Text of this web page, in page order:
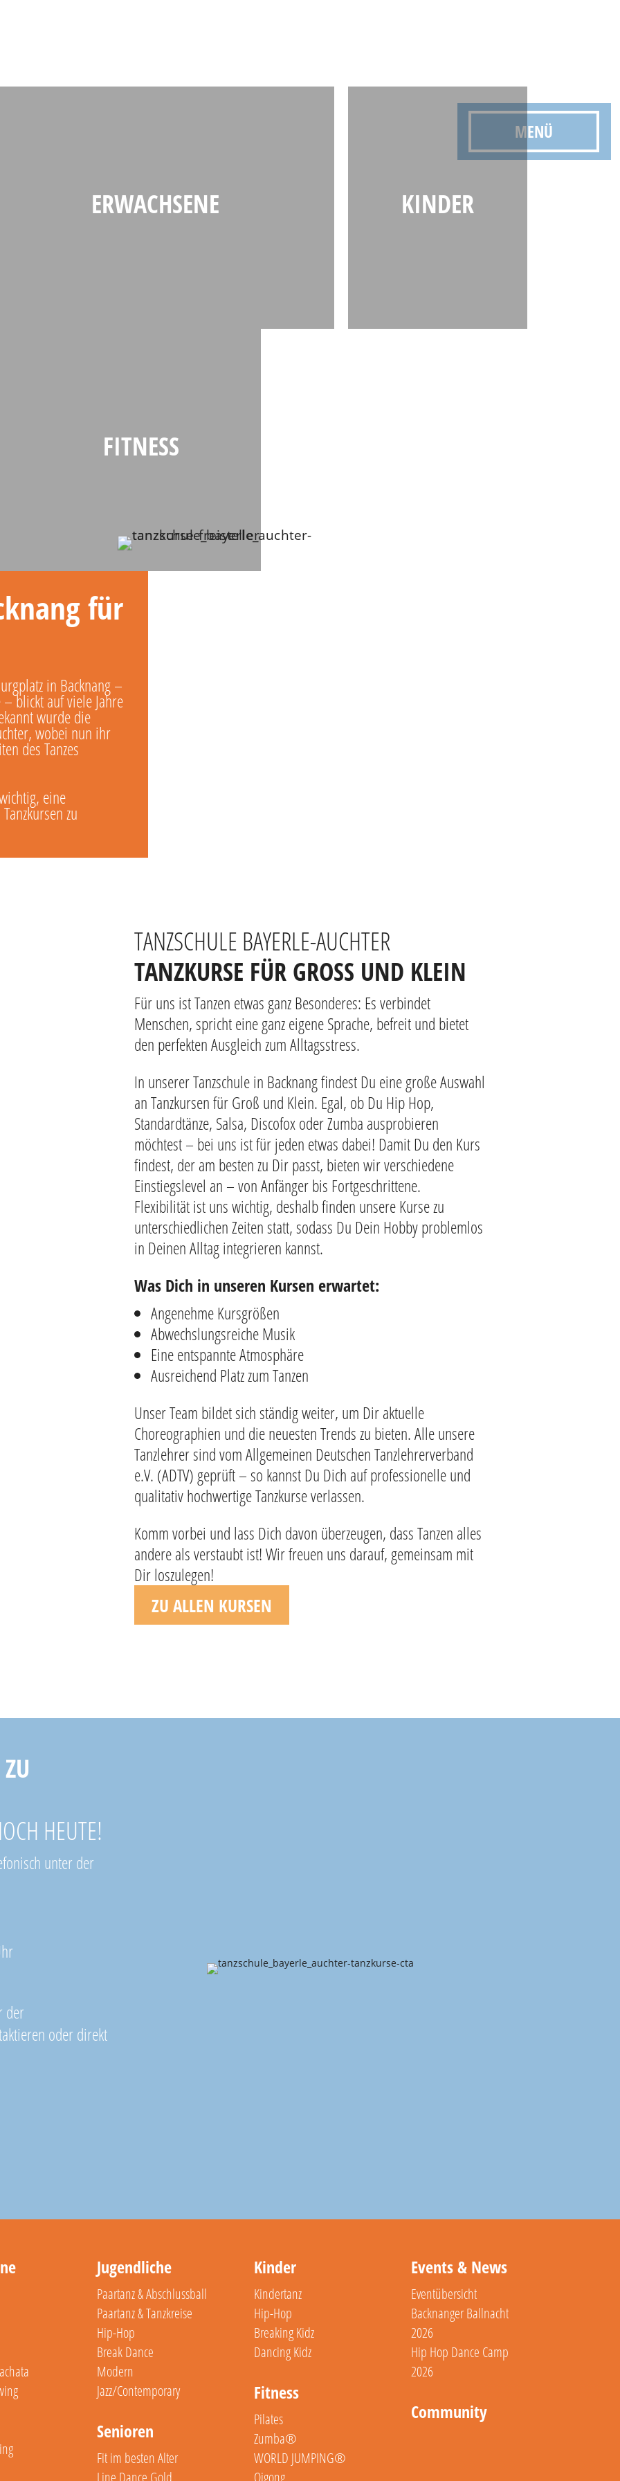
MENÜ
ERWACHSENE KINDER
FITNESS
für
in Backnang –
blickt auf viele Jahre
wurde die
wobei nun ihr
des Tanzes
eine
zu
TANZSCHULE BAYERLE-AUCHTER
TANZKURSE FÜR GROSS UND KLEIN
Für uns ist Tanzen etwas ganz Besonderes: Es verbindet
Menschen, spricht eine ganz eigene Sprache, befreit und bietet
den perfekten Ausgleich zum Alltagsstress.
In unserer Tanzschule in Backnang findest Du eine große Auswahl
an Tanzkursen für Groß und Klein. Egal, ob Du Hip Hop,
Standardtänze, Salsa, Discofox oder Zumba ausprobieren
möchtest – bei uns ist für jeden etwas dabei! Damit Du den Kurs
findest, der am besten zu Dir passt, bieten wir verschiedene
Einstiegslevel an – von Anfänger bis Fortgeschrittene.
Flexibilität ist uns wichtig, deshalb finden unsere Kurse zu
unterschiedlichen Zeiten statt, sodass Du Dein Hobby problemlos
in Deinen Alltag integrieren kannst.
Was Dich in unseren Kursen erwartet:
Angenehme Kursgrößen
Abwechslungsreiche Musik
Eine entspannte Atmosphäre
Ausreichend Platz zum Tanzen
Unser Team bildet sich ständig weiter, um Dir aktuelle
Choreographien und die neuesten Trends zu bieten. Alle unsere
Tanzlehrer sind vom Allgemeinen Deutschen Tanzlehrerverband
e.V. (ADTV) geprüft – so kannst Du Dich auf professionelle und
qualitativ hochwertige Tanzkurse verlassen.
Komm vorbei und lass Dich davon überzeugen, dass Tanzen alles
andere als verstaubt ist! Wir freuen uns darauf, gemeinsam mit
Dir loszulegen!
ZU ALLEN KURSEN
HEUTE!
unter der
der
oder direkt
Jugendliche
Paartanz & Abschlussball
Paartanz & Tanzkreise
Hip-Hop
Break Dance
Modern
Jazz/Contemporary
Senioren
Fit im besten Alter
Kinder
Kindertanz
Hip-Hop
Breaking Kidz
Dancing Kidz
Fitness
Pilates
Zumba®
WORLD JUMPING®
Events & News
Eventübersicht
Backnanger Ballnacht
2026
Hip Hop Dance Camp
2026
Community